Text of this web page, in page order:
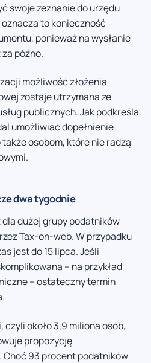
swoje zeznanie do urzędu
to konieczność
ponieważ na wysłanie
późno.
możliwość złożenia
zostaje utrzymana ze
publicznych. Jak podkreśla
umożliwiać dopełnienie
osobom, które nie radzą
dwa tygodnie
dużej grupy podatników
Tax-on-web. W przypadku
jest do 15 lipca. Jeśli
– na przykład
– ostateczny termin
około 3,9 miliona osób,
propozycję
Choć 93 procent podatników